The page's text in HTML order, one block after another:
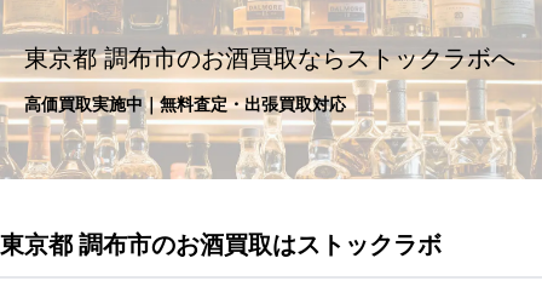
東京都 調布市のお酒買取ならストックラボへ
高価買取実施中｜無料査定・出張買取対応
東京都 調布市のお酒買取はストックラボ